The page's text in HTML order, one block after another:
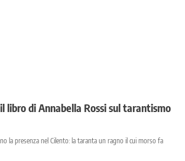
libro di Annabella Rossi sul tarantismo
la presenza nel Cilento: la taranta un ragno il cui morso fa